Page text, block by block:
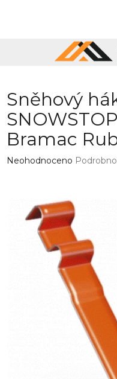
Sněhový
Bramac
Průměrné
hvězdiček.
Neohodnoceno